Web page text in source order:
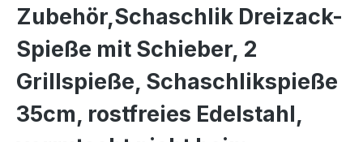
Zubehör,Schaschlik Dreizack-
Spieße mit Schieber, 2
Grillspieße, Schaschlikspieße
35cm, rostfreies Edelstahl,